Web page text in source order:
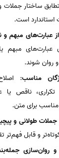
ساختار جملات
است.
از عبارت‌های مبهم و
مبهم
روان شوند.
مناسب:
تکراری، ناقص یا
مناسب برای متن.
جملات طولانی و
و قابل فهم‌تر
روان‌سازی